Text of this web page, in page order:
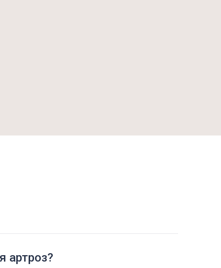
артроз?